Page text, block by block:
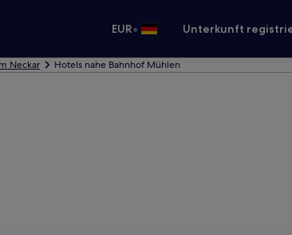
EUR• Unterkunft
Neckar Hotels nahe Bahnhof Mühlen